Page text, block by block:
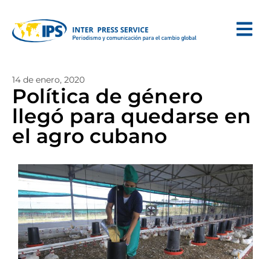
14 de enero, 2020
Política de género
llegó para quedarse en
el agro cubano